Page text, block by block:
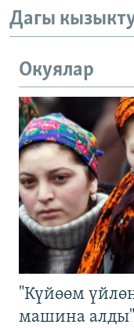
Дагы
Окуялар
"Күйөөм
машина